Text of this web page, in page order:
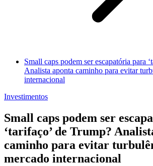
Small caps podem ser escapatória para
Analista aponta caminho para evitar
internacional
Investimentos
Small caps podem ser
‘tarifaço’ de Trump?
caminho para evitar
mercado internacional